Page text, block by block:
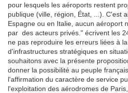
pour lesquels les aéroports restent
publique (ville, région, État, ...). C'est
Espagne ou en Italie, aucun aéroport
par des acteurs privés." écrivent les
ne pas reproduire les erreurs liées à
d'infrastructures stratégiques en
souhaitons avec la présente
donner la possibilité au peuple
l'affirmation du caractère de service
l'exploitation des aérodromes de